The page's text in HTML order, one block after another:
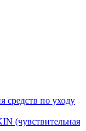
средств по уходу
(чувствительная